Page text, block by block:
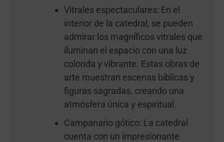
Vitrales espectaculares: En el
interior de la catedral, se pueden
admirar los magníficos vitrales que
iluminan el espacio con una luz
colorida y vibrante. Estas obras de
arte muestran escenas bíblicas y
figuras sagradas, creando una
atmósfera única y espiritual.
Campanario gótico: La catedral
cuenta con un impresionante